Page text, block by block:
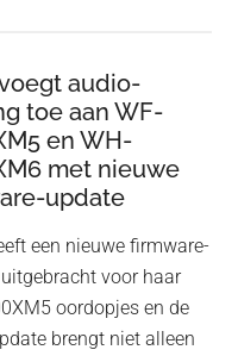
audio-
toe aan WF-
en WH-
met nieuwe
update
een nieuwe firmware-
voor haar
oordopjes en de
brengt niet alleen